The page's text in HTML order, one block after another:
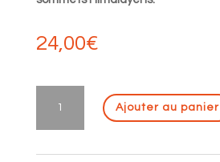
24,00€
Alpinisme
Ajouter au panier